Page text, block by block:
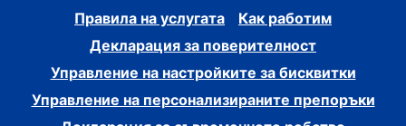
Правила на услугата
Как работим
Декларация за поверителност
Управление на настройките за бисквитки
Управление на персонализираните препоръки